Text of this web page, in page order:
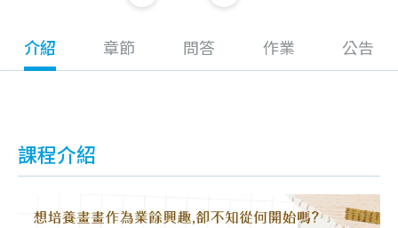
介紹 章節 問答 作業 公告
課程介紹